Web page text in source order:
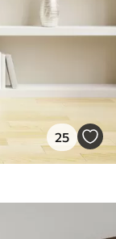
25